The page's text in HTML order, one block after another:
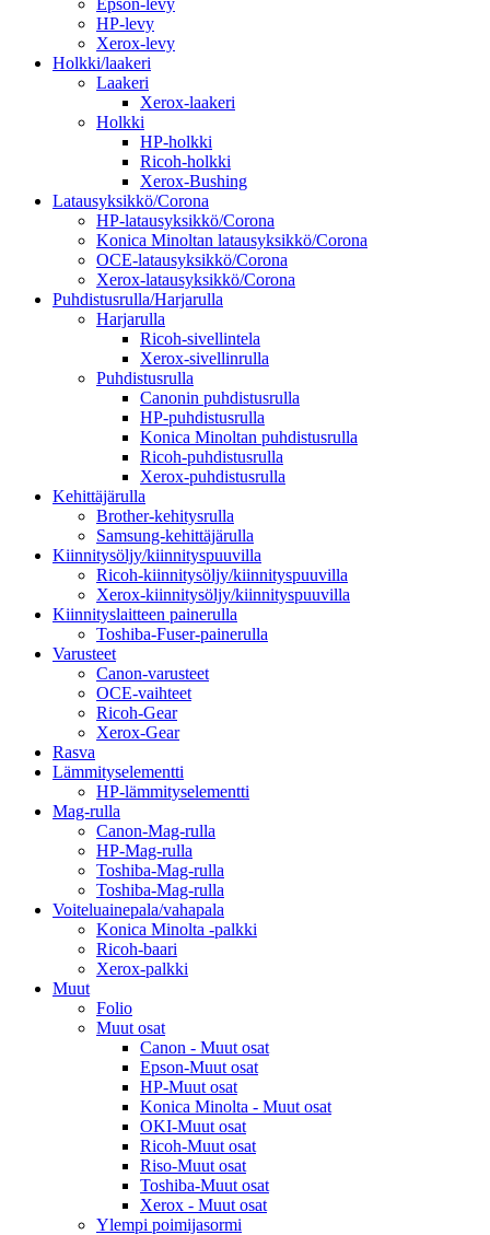
HP-levy
Xerox-levy
Holkki/laakeri
Laakeri
Xerox-laakeri
Holkki
HP-holkki
Ricoh-holkki
Xerox-Bushing
Latausyksikkö/Corona
HP-latausyksikkö/Corona
Konica Minoltan latausyksikkö/Corona
OCE-latausyksikkö/Corona
Xerox-latausyksikkö/Corona
Puhdistusrulla/Harjarulla
Harjarulla
Ricoh-sivellintela
Xerox-sivellinrulla
Puhdistusrulla
Canonin puhdistusrulla
HP-puhdistusrulla
Konica Minoltan puhdistusrulla
Ricoh-puhdistusrulla
Xerox-puhdistusrulla
Kehittäjärulla
Brother-kehitysrulla
Samsung-kehittäjärulla
Kiinnitysöljy/kiinnityspuuvilla
Ricoh-kiinnitysöljy/kiinnityspuuvilla
Xerox-kiinnitysöljy/kiinnityspuuvilla
Kiinnityslaitteen painerulla
Toshiba-Fuser-painerulla
Varusteet
Canon-varusteet
OCE-vaihteet
Ricoh-Gear
Xerox-Gear
Rasva
Lämmityselementti
HP-lämmityselementti
Mag-rulla
Canon-Mag-rulla
HP-Mag-rulla
Toshiba-Mag-rulla
Toshiba-Mag-rulla
Voiteluainepala/vahapala
Konica Minolta -palkki
Ricoh-baari
Xerox-palkki
Muut
Folio
Muut osat
Canon - Muut osat
Epson-Muut osat
HP-Muut osat
Konica Minolta - Muut osat
OKI-Muut osat
Ricoh-Muut osat
Riso-Muut osat
Toshiba-Muut osat
Xerox - Muut osat
Ylempi poimijasormi